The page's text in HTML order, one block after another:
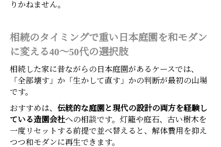
りかねません。
相続のタイミングで重い日本庭園を和モダン
に変える40〜50代の選択肢
相続した家に昔ながらの日本庭園があるケースでは、
「全部壊す」か「生かして直す」かの判断が最初の山場
です。
おすすめは、 伝統的な庭園と現代の設計の両方を経験し
ている造園会社への相談です。灯籠や庭石、古い樹木を
一度リセットする前提で並べ替えると、解体費用を抑え
つつ和モダンに再生できます。